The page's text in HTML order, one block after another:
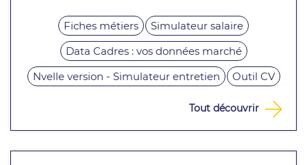
Fiches métiers
Simulateur salaire
Data Cadres : vos données marché
Nvelle version - Simulateur entretien
Outil CV
Tout découvrir